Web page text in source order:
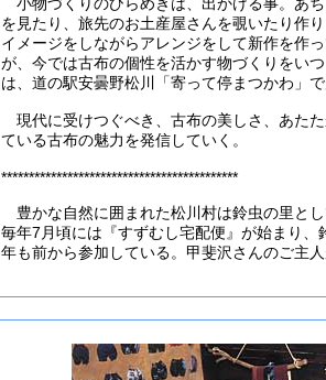
を見たり、旅先のお土産屋さんを覗いたり作
イメージをしながらアレンジをして新作を作
が、今では古布の個性を活かす物づくりをい
は、道の駅安曇野松川「寄って停まつかわ」
現代に受けつぐべき、古布の美しさ、あた
ている古布の魅力を発信していく。
*******************************************
豊かな自然に囲まれた松川村は鈴虫の里と
毎年7月頃には『すずむし宅配便』が始まり
年も前から参加している。甲斐沢さんのご主